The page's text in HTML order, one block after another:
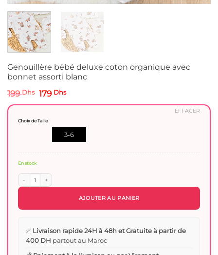
Genouillère bébé deluxe coton organique avec
bonnet assorti blanc
199Dhs Le
était :
199 Dhs.
179 DhsLe
Choix de Taille
3-6
EFFACER
En stock
quantité de Genouillère bébé deluxe coton organique avec bonnet assorti blanc
AJOUTER AU PANIER
✅ Livraison rapide 24H à 48h et Gratuite à partir de
400 DH partout au Maroc